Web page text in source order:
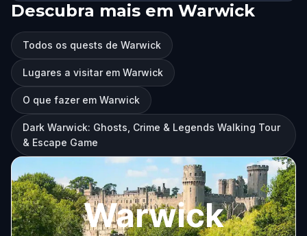
Descubra mais em Warwick
Todos os quests de Warwick
Lugares a visitar em Warwick
O que fazer em Warwick
Dark Warwick: Ghosts, Crime & Legends Walking Tour
& Escape Game
Warwick